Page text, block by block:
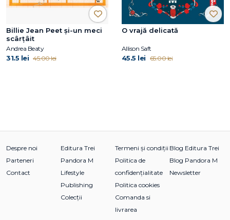
Billie Jean Peet și-un meci
scârțâit
Andrea Beaty
31.5 lei 45.00 lei
O vrajă delicată
Allison Saft
45.5 lei 65.00 lei
Despre noi
Parteneri
Contact
Editura Trei
Pandora M
Lifestyle
Publishing
Colecții
Termeni și condiții
Politica de
confidențialitate
Politica cookies
Comanda si
livrarea
Blog Editura Trei
Blog Pandora M
Newsletter